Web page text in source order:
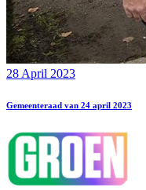
28 April 2023
Gemeenteraad van 24 april 2023